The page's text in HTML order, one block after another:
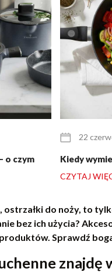
o czym
22
Kiedy
CZYTAJ
do noży, to
bez ich użycia?
Sprawdź
znajdę